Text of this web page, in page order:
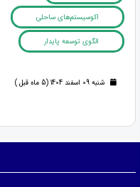
اکوسیستم‌های ساحلی
الگوی توسعه پایدار
شنبه 09 اسفند 1404 (5 ماه قبل )